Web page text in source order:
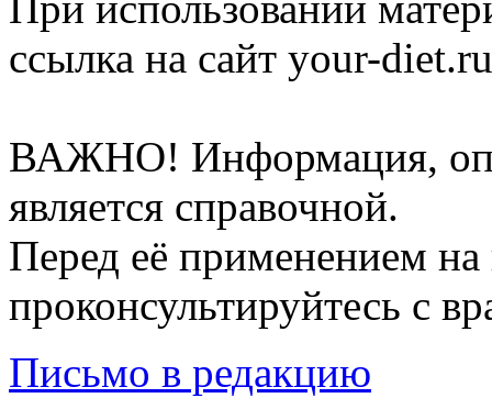
ссылка на сайт your-
ВАЖНО! Информация,
является справочной.
Перед её применением на
проконсультируйтесь с
Письмо в редакцию